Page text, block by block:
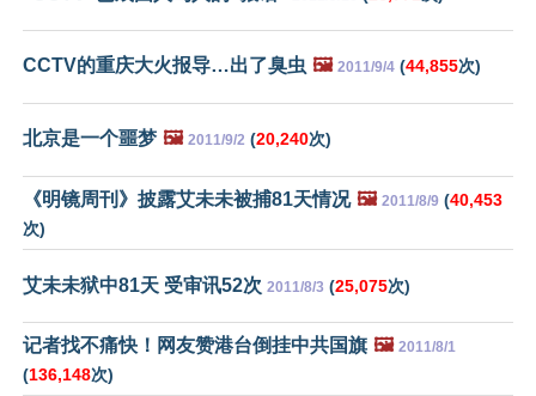
CCTV的重庆大火报导…出了臭虫 🖼️ 2011/9/4 (44,855次)
北京是一个噩梦 🖼️ 2011/9/2 (20,240次)
《明镜周刊》披露艾未未被捕81天情况 🖼️ 2011/8/9 (40,453
次)
艾未未狱中81天 受审讯52次 2011/8/3 (25,075次)
记者找不痛快！网友赞港台倒挂中共国旗 🖼️ 2011/8/1
(136,148次)